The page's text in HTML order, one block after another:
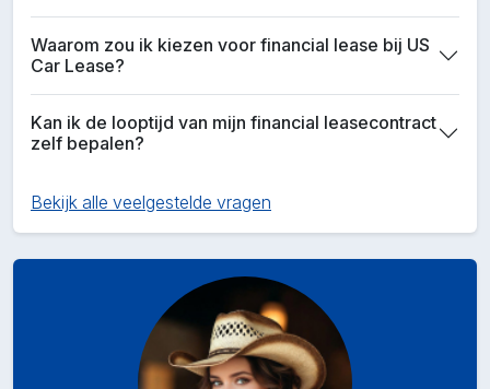
Waarom zou ik kiezen voor financial lease bij US
Car Lease?
Kan ik de looptijd van mijn financial leasecontract
zelf bepalen?
Bekijk alle veelgestelde vragen